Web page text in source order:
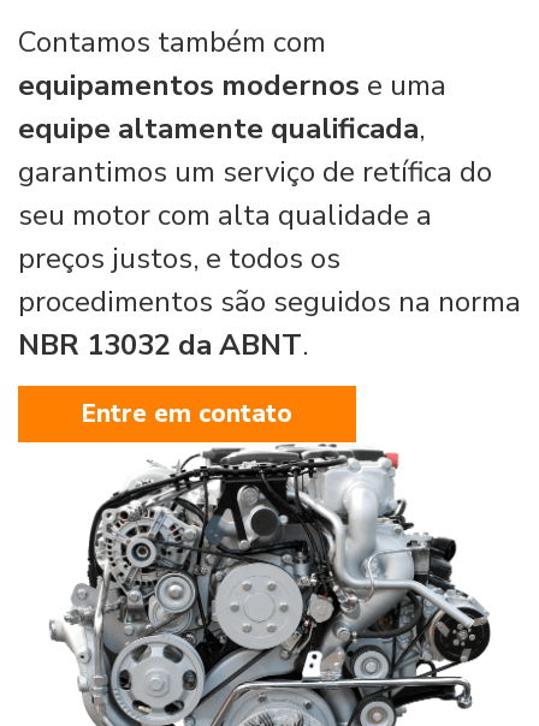
Contamos também com
equipamentos modernos e uma
equipe altamente qualificada,
garantimos um serviço de retífica do
seu motor com alta qualidade a
preços justos, e todos os
procedimentos são seguidos na norma
NBR 13032 da ABNT.
Entre em contato